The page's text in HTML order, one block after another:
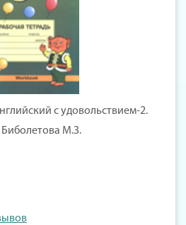
с удовольствием-2.
Биболетова М.З.